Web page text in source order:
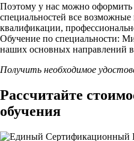
Поэтому у нас можно оформить
специальностей все
квалификации,
Обучение по специальности:
наших основных направлений
Получить необходимое
Рассчитайте
обучения